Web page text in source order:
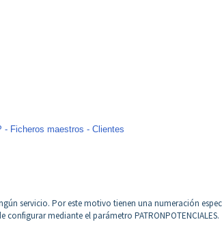
- Ficheros maestros - Clientes
servicio. Por este motivo tienen una numeración
mediante el parámetro PATRONPOTENCIALES.